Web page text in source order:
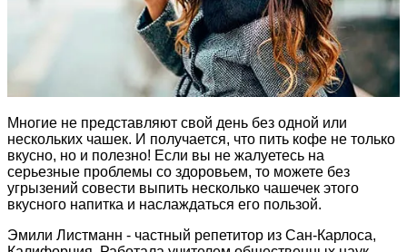
Многие не представляют свой день без одной или
нескольких чашек. И получается, что пить кофе не только
вкусно, но и полезно! Если вы не жалуетесь на
серьезные проблемы со здоровьем, то можете без
угрызений совести выпить несколько чашечек этого
вкусного напитка и наслаждаться его пользой.
Эмили Листманн - частный репетитор из Сан-Карлоса,